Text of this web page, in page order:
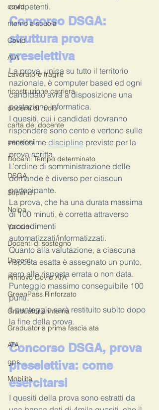
covid
ritorno a scuola
Covid
ATA
Lavoratore fragile
ricostruzione carriera
docenti di ruolo
carta del docente
pensioni
Docenti Tempo determinato
DSGA
Stipendi
Noipa
Vaccini
Docenti di sostegno
Docenti
Rinnovo Covid ATA
GreenPass Rinforzato
Graduatoria interna
Graduatoria prima fascia ata
ATA
gps
Mobilità
competenti.
Concorso DSGA:
struttura prova
preselettiva
La prova, unica su tutto il territorio
nazionale, è computer based ed ogni
candidato avrà a disposizione una
postazione informatica.
I quesiti, cui i candidati dovranno
rispondere sono cento e vertono sulle
medesime discipline previste per la
prova scritta.
L’ordine di somministrazione delle
domande è diverso per ciascun
partecipante.
La prova, che ha una durata massima
di 100 minuti, è corretta attraverso
procedimenti
automatizzati/informatizzati.
Quanto alla valutazione, a ciascuna
risposta esatta è assegnato un punto,
zero alla risposta errata o non data.
Punteggio massimo conseguibile 100
punti.
Il punteggio sarà restituito subito dopo
la fine della prova.
Concorso DSGA, prova
preselettiva: come
esercitarsi
I quesiti della prova sono estratti da